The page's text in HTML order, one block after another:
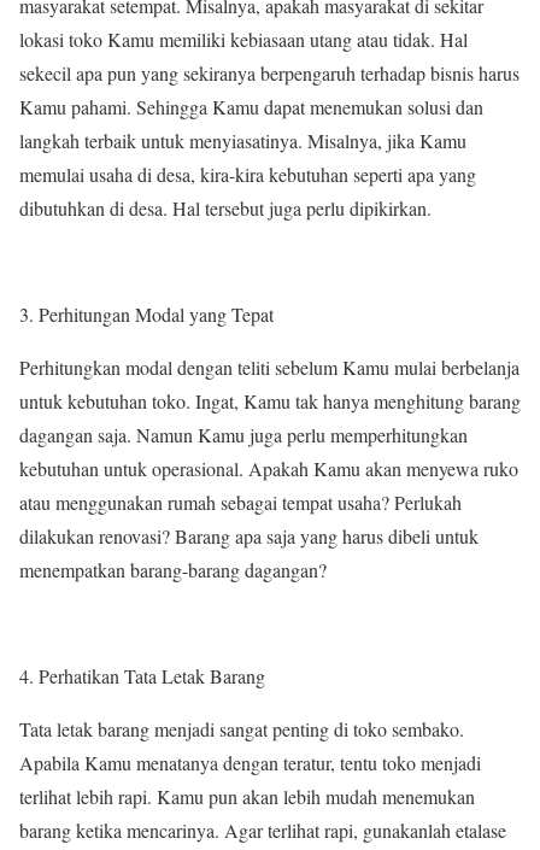
masyarakat setempat. Misalnya, apakah masyarakat di sekitar
lokasi toko Kamu memiliki kebiasaan utang atau tidak. Hal
sekecil apa pun yang sekiranya berpengaruh terhadap bisnis harus
Kamu pahami. Sehingga Kamu dapat menemukan solusi dan
langkah terbaik untuk menyiasatinya. Misalnya, jika Kamu
memulai usaha di desa, kira-kira kebutuhan seperti apa yang
dibutuhkan di desa. Hal tersebut juga perlu dipikirkan.
Perhitungan Modal yang Tepat
Perhitungkan modal dengan teliti sebelum Kamu mulai berbelanja
untuk kebutuhan toko. Ingat, Kamu tak hanya menghitung barang
dagangan saja. Namun Kamu juga perlu memperhitungkan
kebutuhan untuk operasional. Apakah Kamu akan menyewa ruko
atau menggunakan rumah sebagai tempat usaha? Perlukah
dilakukan renovasi? Barang apa saja yang harus dibeli untuk
menempatkan barang-barang dagangan?
Perhatikan Tata Letak Barang
Tata letak barang menjadi sangat penting di toko sembako.
Apabila Kamu menatanya dengan teratur, tentu toko menjadi
terlihat lebih rapi. Kamu pun akan lebih mudah menemukan
barang ketika mencarinya. Agar terlihat rapi, gunakanlah etalase